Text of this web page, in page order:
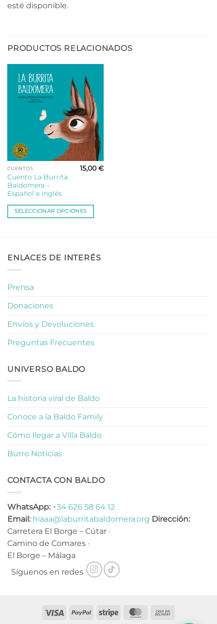
esté disponible.
PRODUCTOS RELACIONADOS
CUENTOS
Cuento La Burrita
Baldomera –
Español e Inglés
15,00€
SELECCIONAR OPCIONES
Este
producto
tiene
variantes.
Las
elegir
en
página
de
ENLACES DE INTERÉS
Prensa
Donaciones
Envíos y Devoluciones
Preguntas Frecuentes
UNIVERSO BALDO
La historia viral de Baldo
Conoce a la Baldo Family
Cómo llegar a Villa Baldo
Burro Noticias
CONTACTA CON BALDO
WhatsApp: +34 626 58 64 12
Email: hiaaa@laburritabaldomera.org Dirección:
Carretera El Borge – Cútar ·
Camino de Comares ·
El Borge – Málaga
Síguenos en redes
Visa PayPal Stripe MasterCard